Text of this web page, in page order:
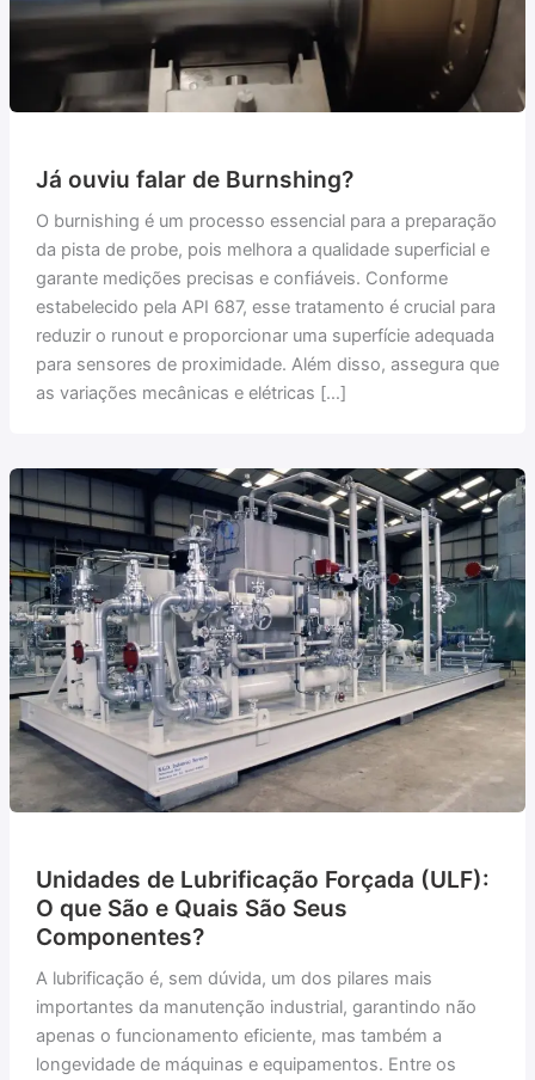
Já ouviu falar de Burnshing?
O burnishing é um processo essencial para a preparação
da pista de probe, pois melhora a qualidade superficial e
garante medições precisas e confiáveis. Conforme
estabelecido pela API 687, esse tratamento é crucial para
reduzir o runout e proporcionar uma superfície adequada
para sensores de proximidade. Além disso, assegura que
as variações mecânicas e elétricas […]
Unidades de Lubrificação Forçada (ULF):
O que São e Quais São Seus
Componentes?
A lubrificação é, sem dúvida, um dos pilares mais
importantes da manutenção industrial, garantindo não
apenas o funcionamento eficiente, mas também a
longevidade de máquinas e equipamentos. Entre os